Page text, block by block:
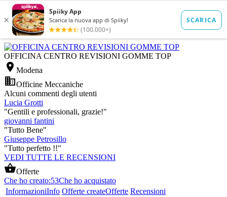
OFFICINA CENTRO REVISIONI GOMME TOP
 Modena
Officine Meccaniche
Alcuni commenti degli utenti
Lucia Grotti
"Gentili e professionali, grazie!"
giovanni fantini
"Tutto Bene"
Giuseppe Petrosillo
"Tutto perfetto !!"
VEDI TUTTE LE RECENSIONI
Offerte
Che ho creato:53Che ho acquistato
InformazioniInfo Offerte createOfferte Recensioni